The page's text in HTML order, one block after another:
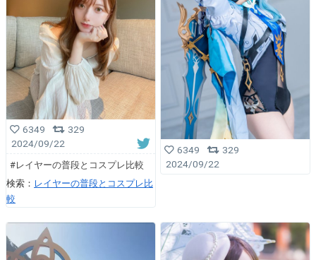
6349
329
2024/09/22
#レイヤーの普段とコスプレ比較
検索： レイヤーの普段とコスプレ比
較
6349
329
2024/09/22